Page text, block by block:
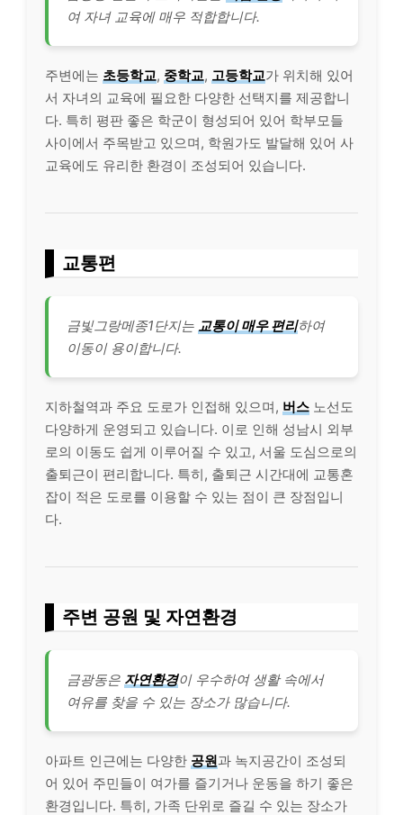
여 자녀 교육에 매우 적합합니다.
주변에는 초등학교, 중학교, 고등학교가 위치해 있어
서 자녀의 교육에 필요한 다양한 선택지를 제공합니
다. 특히 평판 좋은 학군이 형성되어 있어 학부모들
사이에서 주목받고 있으며, 학원가도 발달해 있어 사
교육에도 유리한 환경이 조성되어 있습니다.
교통편
금빛그랑메종1단지는 교통이 매우 편리하여
이동이 용이합니다.
지하철역과 주요 도로가 인접해 있으며, 버스 노선도
다양하게 운영되고 있습니다. 이로 인해 성남시 외부
로의 이동도 쉽게 이루어질 수 있고, 서울 도심으로의
출퇴근이 편리합니다. 특히, 출퇴근 시간대에 교통혼
잡이 적은 도로를 이용할 수 있는 점이 큰 장점입니
다.
주변 공원 및 자연환경
금광동은 자연환경이 우수하여 생활 속에서
여유를 찾을 수 있는 장소가 많습니다.
아파트 인근에는 다양한 공원과 녹지공간이 조성되
어 있어 주민들이 여가를 즐기거나 운동을 하기 좋은
환경입니다. 특히, 가족 단위로 즐길 수 있는 장소가